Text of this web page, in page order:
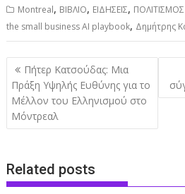
Montreal, ΒΙΒΛΙΟ, ΕΙΔΗΣΕΙΣ, ΠΟΛΙΤΙΣΜΟΣ
the small business AI playbook, Δημήτρης
Post
navigation
Πήτερ Κατσούδας: Μια
Πράξη Υψηλής Ευθύνης για το
Μέλλον του Ελληνισμού στο
Μόντρεαλ
Related posts